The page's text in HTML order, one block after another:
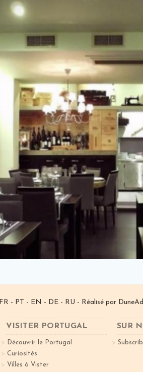
FR - PT - EN - DE- RU - Réalisé par
VISITER PORTUGAL
Découvrir le Portugal
Curiosités
Villes à Vister
SUR